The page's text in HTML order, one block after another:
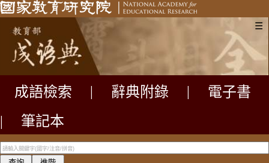
☰
成語檢索 辭典附錄
電子書
|
筆記本